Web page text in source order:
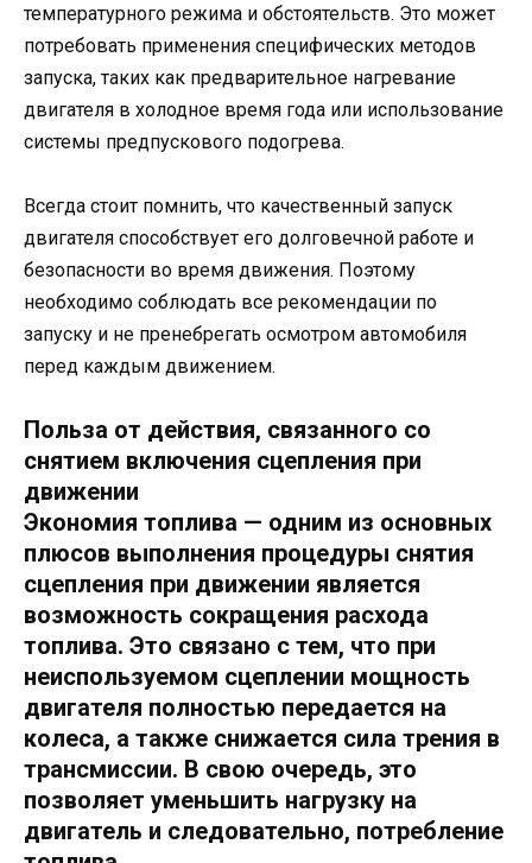
температурного режима и обстоятельств. Это может
потребовать применения специфических методов
запуска, таких как предварительное нагревание
двигателя в холодное время года или использование
системы предпускового подогрева.
Всегда стоит помнить, что качественный запуск
двигателя способствует его долговечной работе и
безопасности во время движения. Поэтому
необходимо соблюдать все рекомендации по
запуску и не пренебрегать осмотром автомобиля
перед каждым движением.
Польза от действия, связанного со
снятием включения сцепления при
движении
Экономия топлива — одним из основных
плюсов выполнения процедуры снятия
сцепления при движении является
возможность сокращения расхода
топлива. Это связано с тем, что при
неиспользуемом сцеплении мощность
двигателя полностью передается на
колеса, а также снижается сила трения в
трансмиссии. В свою очередь, это
позволяет уменьшить нагрузку на
двигатель и следовательно, потребление